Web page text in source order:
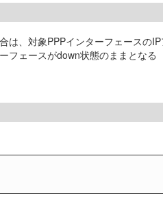
、対象PPPインターフェース
フェースがdown状態のままとなる